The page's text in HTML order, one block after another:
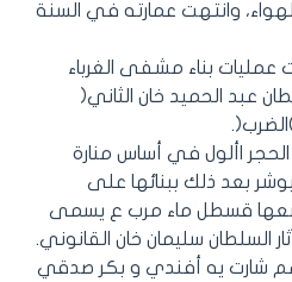
وانتهت عمارته في السنة
انتهت عمليات بناء مشفى الغرباء
عبد الحميد خان الثاني(
الحجر األول في أساس منارة
بوشر بعد ذلك ببنائها على
قسطل ماء مرب ع يسمى
السلطان سليمان خان القانوني.
هم شارت يه أفندي و بكر صدقي